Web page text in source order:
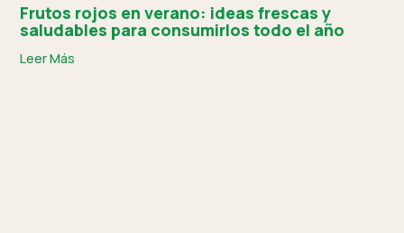
Frutos rojos en verano: ideas frescas y
saludables para consumirlos todo el año
Leer Más